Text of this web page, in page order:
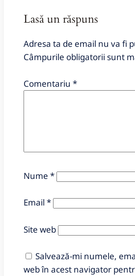
Lasă un răspuns
Adresa ta de email nu va fi
Câmpurile obligatorii sunt
Comentariu *
Nume *
Email *
Site web
Salvează-mi numele,
web în acest navigator